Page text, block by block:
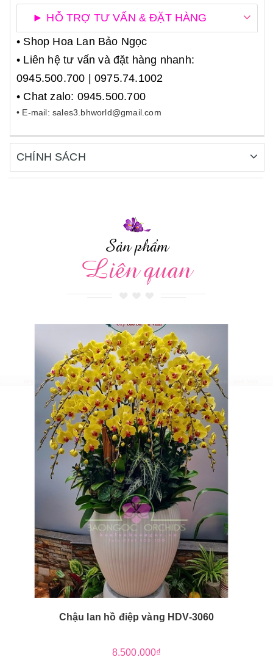
► HỖ TRỢ TƯ VẤN & ĐẶT HÀNG
• Shop Hoa Lan Bảo Ngọc
• Liên hệ tư vấn và đặt hàng nhanh:
0945.500.700 | 0975.74.1002
• Chat zalo: 0945.500.700
• E-mail: sales3.bhworld@gmail.com
CHÍNH SÁCH
Sản phẩm
Liên quan
Chậu lan hồ điệp vàng HDV-3060
8.500.000₫